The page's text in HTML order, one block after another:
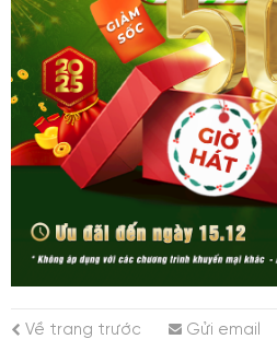
Về trang trước Gửi email